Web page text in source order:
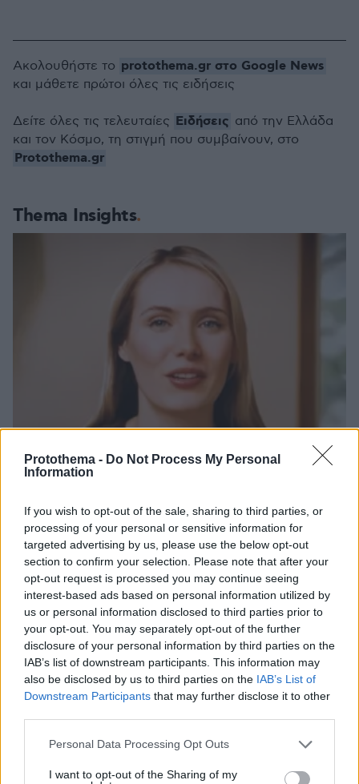
Protothema - Do Not Process My Personal
Information
If you wish to opt-out of the sale, sharing to third parties, or
processing of your personal or sensitive information for
targeted advertising by us, please use the below opt-out
section to confirm your selection. Please note that after your
opt-out request is processed you may continue seeing
interest-based ads based on personal information utilized by
us or personal information disclosed to third parties prior to
your opt-out. You may separately opt-out of the further
disclosure of your personal information by third parties on the
IAB’s list of downstream participants. This information may
also be disclosed by us to third parties on the IAB’s List of
Downstream Participants that may further disclose it to other
Please note that this website/app uses one or more Google
not limited to your visit or usage behaviour. You may click to
Personal Data Processing Opt Outs
I want to opt-out of the Sharing of my
Thema Insights
Το DEI College παρουσιάζει τη Sophia. Την πρώτη 24/7
βοηθό AI που αλλάζει τον τρόπο με τον οποίο μαθαίνουν οι
φοιτητές
30.07.2026, 09:33
Η Smart φοιτητική κατοικία στην καρδιά της Αθήνας
03.08.2026, 10:56
Διασκεδάζουμε υπεύθυνα, επιστρέφουμε με ασφάλεια
29.07.2026, 09:39
Ακολουθήστε το protothema.gr στο Google News
και μάθετε πρώτοι όλες τις ειδήσεις
Δείτε όλες τις τελευταίες Ειδήσεις από την Ελλάδα
και τον Κόσμο, τη στιγμή που συμβαίνουν, στο
Protothema.gr